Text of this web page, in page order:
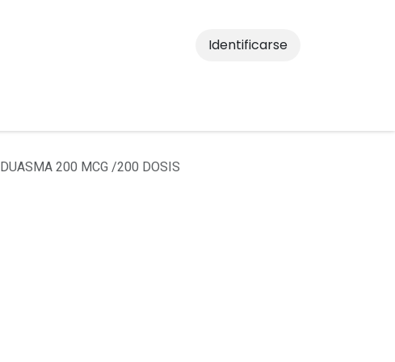
Identificarse
DUASMA 200 MCG /200 DOSIS